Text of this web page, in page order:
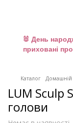
🐰 День
приховані
Каталог Домашній
LUM Sculp
голови